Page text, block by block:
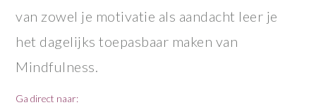
van zowel je motivatie als aandacht leer je
het dagelijks toepasbaar maken van
Mindfulness.
Ga direct naar: